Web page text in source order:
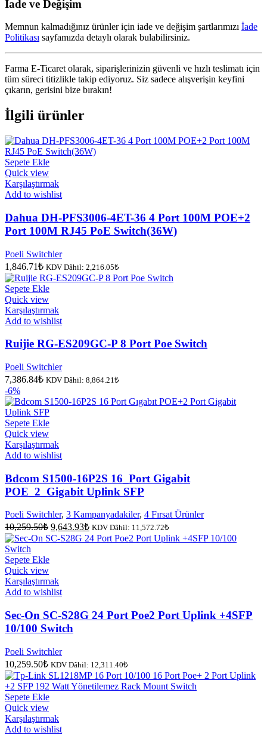
İade ve Değişim
Memnun kalmadığınız ürünler için iade ve değişim şartlarımızı İade
Politikası sayfamızda detaylı olarak bulabilirsiniz.
Farma E-Ticaret olarak, siparişlerinizin güvenli ve hızlı teslimatı için
tüm süreci titizlikle takip ediyoruz. Siz sadece alışverişin keyfini
çıkarın, gerisini bize bırakın!
İlgili ürünler
Sepete Ekle
Quick view
Karşılaştırmak
Add to wishlist
Dahua DH-PFS3006-4ET-36 4 Port 100M POE+2
Port 100M RJ45 PoE Switch(36W)
Poeli Switchler
1,846.71₺ KDV Dâhil: 2,216.05₺
Sepete Ekle
Quick view
Karşılaştırmak
Add to wishlist
Ruijie RG-ES209GC-P 8 Port Poe Switch
Poeli Switchler
7,386.84₺ KDV Dâhil: 8,864.21 ₺
-6%
Sepete Ekle
Quick view
Karşılaştırmak
Add to wishlist
Bdcom S1500-16P2S 16_Port Gigabit
POE_2_Gigabit Uplink SFP
Poeli Switchler, 3 Kampanyadakiler, 4 Fırsat Ürünler
10,259.50₺ Orijinal
fiyat:
9,643.93₺Şu
andaki
fiyat:
KDV Dâhil: 11,572.72₺
Sepete Ekle
Quick view
Karşılaştırmak
Add to wishlist
Sec-On SC-S28G 24 Port Poe2 Port Uplink +4SFP
10/100 Switch
Poeli Switchler
10,259.50₺ KDV Dâhil: 12,311.40₺
Sepete Ekle
Quick view
Karşılaştırmak
Add to wishlist